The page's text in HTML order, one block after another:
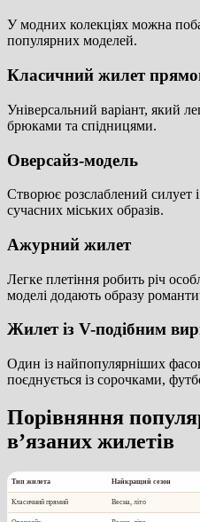
У модних колекціях можна
популярних моделей.
Класичний жилет
Універсальний варіант, який
брюками та спідницями.
Оверсайз-модель
Створює розслаблений силует
сучасних міських образів.
Ажурний жилет
Легке плетіння робить річ
моделі додають образу
Жилет із V-подібним
Один із найпопулярніших
поєднується із сорочками,
Порівняння
в’язаних жилетів
Тип жилета Найкращий сезон
Класичний прямий Весна, літо